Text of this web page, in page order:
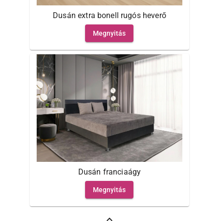
Dusán extra bonell rugós heverő
Megnyitás
Dusán franciaágy
Megnyitás